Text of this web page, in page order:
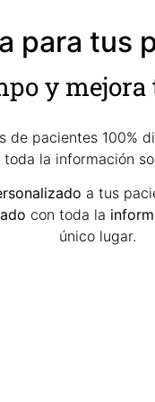
para tus
y
de pacientes 100%
toda la información
a tus
con toda la
único lugar.